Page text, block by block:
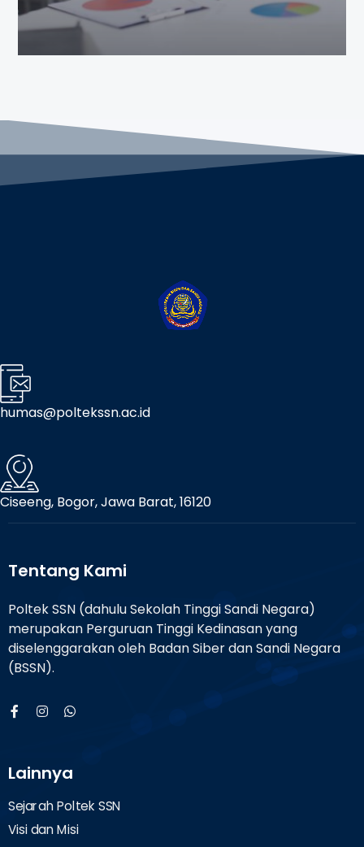
humas@poltekssn.ac.id
Ciseeng, Bogor, Jawa Barat, 16120
Tentang Kami
Poltek SSN (dahulu Sekolah Tinggi Sandi Negara)
merupakan Perguruan Tinggi Kedinasan yang
diselenggarakan oleh Badan Siber dan Sandi Negara
(BSSN).
Lainnya
Sejarah Poltek SSN
Visi dan Misi